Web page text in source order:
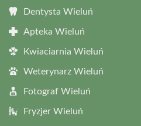
Dentysta Wieluń
Apteka Wieluń
Kwiaciarnia Wieluń
Weterynarz Wieluń
Fotograf Wieluń
Fryzjer Wieluń